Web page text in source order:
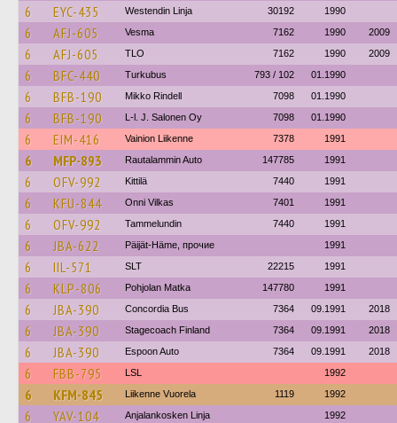
6 EYC-435 Westendin Linja 30192 1990
6 AFJ-605 Vesma 7162 1990 2009
6 AFJ-605 TLO 7162 1990 2009
6 BFC-440 Turkubus 793 / 102 01.1990
6 BFB-190 Mikko Rindell 7098 01.1990
6 BFB-190 L-l. J. Salonen Oy 7098 01.1990
6 EIM-416 Vainion Liikenne 7378 1991
6 MFP-893 Rautalammin Auto 147785 1991
6 OFV-992 Kittilä 7440 1991
6 KFU-844 Onni Vilkas 7401 1991
6 OFV-992 Tammelundin 7440 1991
6 JBA-622 Päijät-Häme, прочие 1991
6 IIL-571 SLT 22215 1991
6 KLP-806 Pohjolan Matka 147780 1991
6 JBA-390 Concordia Bus 7364 09.1991 2018
6 JBA-390 Stagecoach Finland 7364 09.1991 2018
6 JBA-390 Espoon Auto 7364 09.1991 2018
6 FBB-795 LSL 1992
6 KFM-845 Liikenne Vuorela 1119 1992
6 YAV-104 Anjalankosken Linja 1992